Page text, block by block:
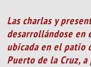
Las charlas y
desarrollándose en
ubicada en el patio
Puerto de la Cruz,